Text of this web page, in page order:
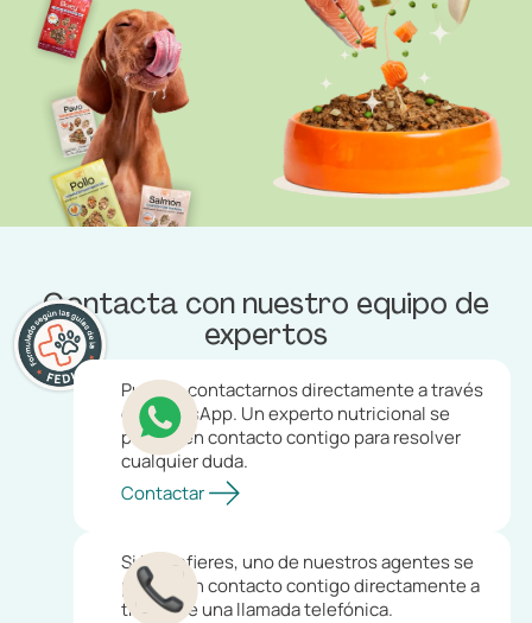
Contacta con nuestro equipo de
expertos
Puedes contactarnos directamente a través
de WhatsApp. Un experto nutricional se
pondrá en contacto contigo para resolver
cualquier duda.
Contactar
Si lo prefieres, uno de nuestros agentes se
pondrá en contacto contigo directamente a
través de una llamada telefónica.